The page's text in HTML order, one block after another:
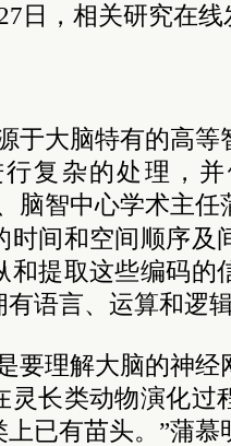
日，相关研究在
于大脑特有的高
复杂的处理，
脑智中心学术主
时间和空间顺序及
和提取这些编码的
语言、运算和逻
要理解大脑的神
灵长类动物演化过
上已有苗头。”蒲慕